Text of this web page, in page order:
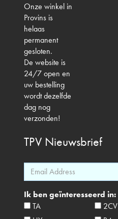
Onze winkel in
Provins is
helaas
permanent
gesloten.
De website is
24/7 open en
uw bestelling
wordt dezelfde
dag nog
verzonden!
TPV Nieuwsbrief
Ik ben geïnteresseerd in:
TA
2CV